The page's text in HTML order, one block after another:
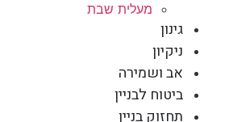
מעלית שבת
גינון
ניקיון
אב ושמירה
ביטוח לבניין
תחזוק בניין